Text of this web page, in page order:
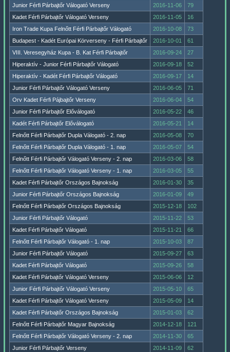
Junior Férfi Párbajtőr Válogató Verseny
2016-11-06
79
Kadet Férfi Párbajtőr Válogató Verseny
2016-11-05
16
Iron Trade Kupa Felnőtt Férfi Párbajtőr Válogató
2016-10-08
73
Budapest - Kadét Európai Körverseny - Férfi Párbajtőr
2016-10-01
61
VIII. Veresegyház Kupa - B. Kat Férfi Párbajtőr
2016-09-24
27
Hiperaktív - Junior Férfi Párbajtőr Válogató
2016-09-18
52
Hiperaktív - Kadét Férfi Párbajtőr Válogató
2016-09-17
14
Junior Férfi Párbajtőr Válogató Verseny
2016-06-05
71
Orv Kadet Férfi Pájbajtőr Verseny
2016-06-04
54
Junior Férfi Párbajtőr Előválogató
2016-05-22
46
Kadét Férfi Párbajtőr Előválogató
2016-05-21
14
Felnőtt Férfi Párbajtőr Dupla Válogató - 2. nap
2016-05-08
70
Felnőtt Férfi Párbajtőr Dupla Válogató - 1. nap
2016-05-07
54
Felnőtt Férfi Párbajtőr Válogató Verseny - 2. nap
2016-03-06
58
Felnőtt Férfi Párbajtőr Válogató Verseny - 1. nap
2016-03-05
55
Kadet Férfi Párbajtőr Országos Bajnokság
2016-01-30
35
Junior Férfi Párbajtőr Országos Bajnokság
2016-01-09
49
Felnőtt Férfi Párbajtőr Országos Bajnokság
2015-12-18
102
Junior Férfi Párbajtőr Válogató
2015-11-22
53
Kadet Férfi Párbajtőr Válogató
2015-11-21
66
Felnőtt Férfi Párbajtőr Válogató - 1. nap
2015-10-03
87
Junior Férfi Párbajtőr Válogató
2015-09-27
63
Kadet Férfi Párbajtőr Válogató
2015-09-26
58
Kadet Férfi Párbajtőr Válogató Verseny
2015-06-06
12
Junior Férfi Párbajtőr Válogató Verseny
2015-05-10
65
Kadet Férfi Párbajtőr Válogató Verseny
2015-05-09
14
Kadet Férfi Párbajtőr Országos Bajnokság
2015-01-03
62
Felnőtt Férfi Párbajtőr Magyar Bajnokság
2014-12-18
121
Felnőtt Férfi Párbajtőr Válogató Verseny - 2. nap
2014-11-30
65
Junior Férfi Párbajtőr Verseny
2014-11-09
62